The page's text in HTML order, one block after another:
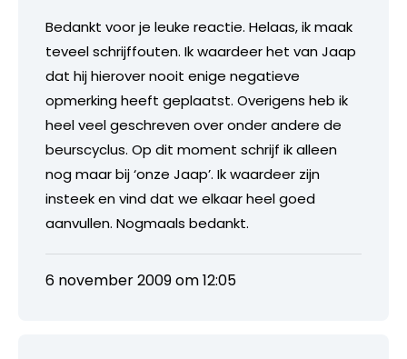
Bedankt voor je leuke reactie. Helaas, ik maak
teveel schrijffouten. Ik waardeer het van Jaap
dat hij hierover nooit enige negatieve
opmerking heeft geplaatst. Overigens heb ik
heel veel geschreven over onder andere de
beurscyclus. Op dit moment schrijf ik alleen
nog maar bij ‘onze Jaap’. Ik waardeer zijn
insteek en vind dat we elkaar heel goed
aanvullen. Nogmaals bedankt.
6 november 2009 om 12:05